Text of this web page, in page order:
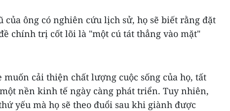
của ông có nghiên cứu lịch sử, họ sẽ biết rằng đặt
chính trị cốt lõi là "một cú tát thẳng vào mặt"
cải thiện chất lượng cuộc sống của họ, tất
nền kinh tế ngày càng phát triển. Tuy nhiên,
yếu mà họ sẽ theo đuổi sau khi giành được